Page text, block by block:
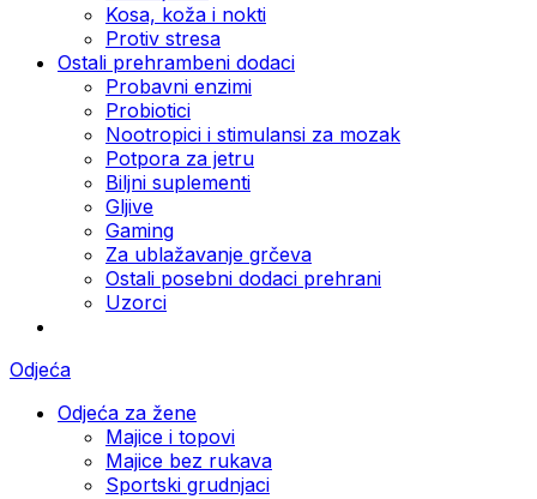
Kosa, koža i nokti
Protiv stresa
Ostali prehrambeni dodaci
Probavni enzimi
Probiotici
Nootropici i stimulansi za mozak
Potpora za jetru
Biljni suplementi
Gljive
Gaming
Za ublažavanje grčeva
Ostali posebni dodaci prehrani
Uzorci
Odjeća
Odjeća za žene
Majice i topovi
Majice bez rukava
Sportski grudnjaci